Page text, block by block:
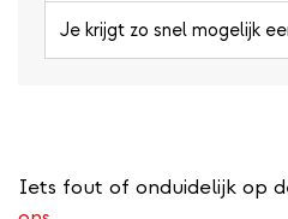
Je krijgt zo snel mogelijk
Iets fout of onduidelijk op